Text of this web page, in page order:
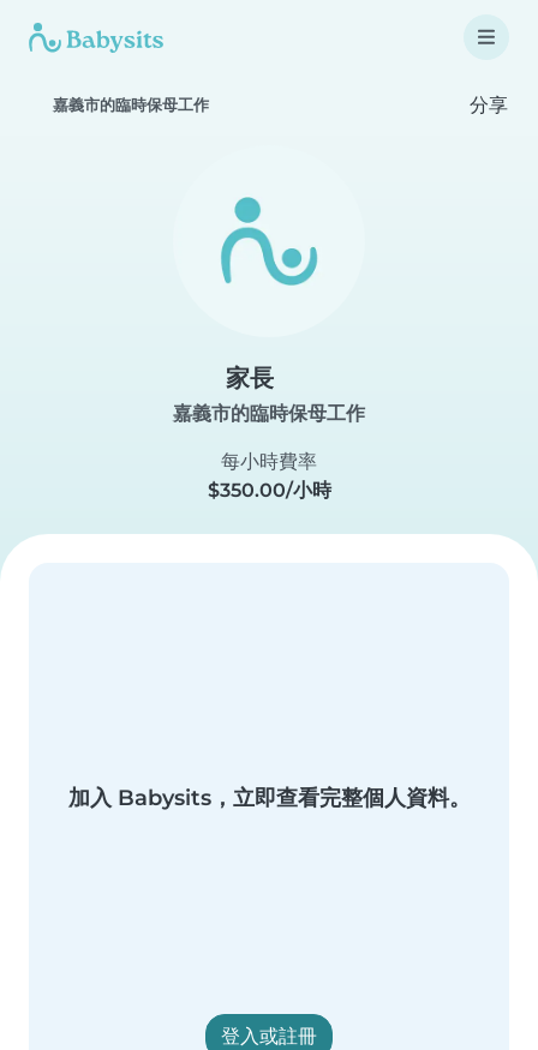
嘉義市的臨時保母工作 分享
家長
嘉義市的臨時保母工作
每小時費率
$350.00/小時
加入 Babysits，立即查看完整個人資料。
登入或註冊